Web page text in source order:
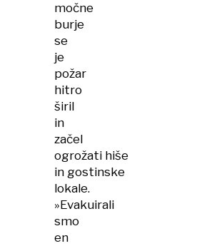
močne
burje
se
je
požar
hitro
širil
in
začel
ogrožati hiše
in gostinske
lokale.
»Evakuirali
smo
en